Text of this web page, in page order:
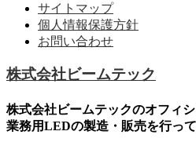
サイトマップ
個人情報保護方針
お問い合わせ
株式会社ビームテック
株式会社ビームテックのオフィ
業務用LEDの製造・販売を行って